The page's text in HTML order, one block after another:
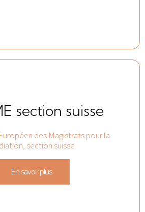
section suisse
des Magistrats pour la
section suisse
En savoir plus